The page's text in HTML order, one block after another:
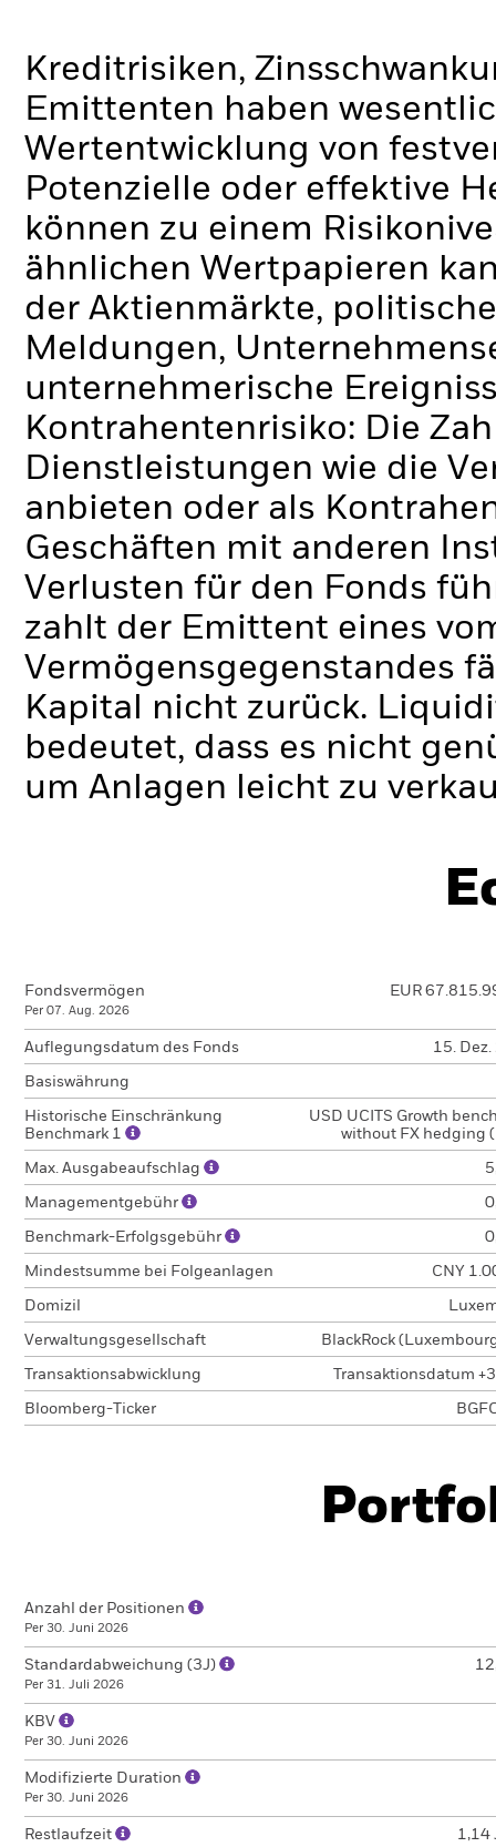
Kreditrisiken,
Emittenten haben
Wertentwicklung von
Potenzielle oder effektive
können zu einem
ähnlichen Wertpapieren
der Aktienmärkte,
Meldungen,
unternehmerische
Kontrahentenrisiko: Die
Dienstleistungen wie die
anbieten oder als
Geschäften mit anderen
Verlusten für den Fonds
zahlt der Emittent eines
Vermögensgegenstandes
Kapital nicht zurück.
bedeutet, dass es nicht
um Anlagen leicht zu
Fondsvermögen
Per 07. Aug. 2026
EUR
Auflegungsdatum des Fonds 15.
Basiswährung
Historische Einschränkung
Benchmark 1
USD UCITS Growth
without FX hedging
Max. Ausgabeaufschlag
Managementgebühr
Benchmark-Erfolgsgebühr
Mindestsumme bei Folgeanlagen CNY
Domizil
Verwaltungsgesellschaft BlackRock
Transaktionsabwicklung Transaktionsdatum
Bloomberg-Ticker
Anzahl der Positionen
Per 30. Juni 2026
Standardabweichung (3J)
Per 31. Juli 2026
KBV
Per 30. Juni 2026
Modifizierte Duration
Per 30. Juni 2026
Restlaufzeit 1,14